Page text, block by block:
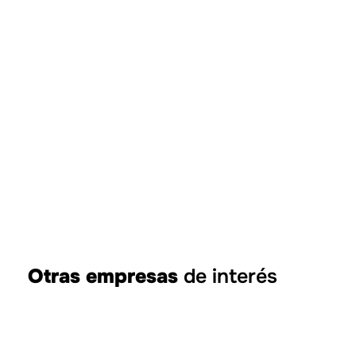
Otras empresas de interés